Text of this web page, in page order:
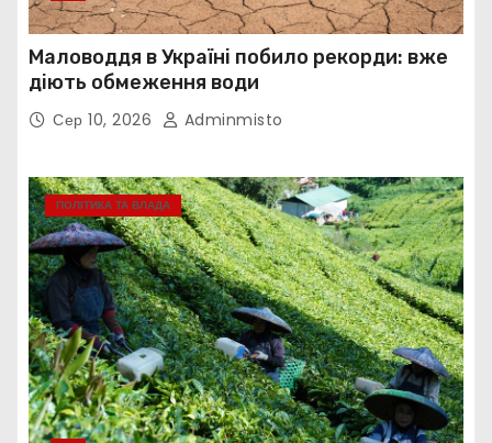
Маловоддя в Україні побило рекорди: вже
діють обмеження води
Сер 10, 2026 Adminmisto
ПОЛІТИКА ТА ВЛАДА